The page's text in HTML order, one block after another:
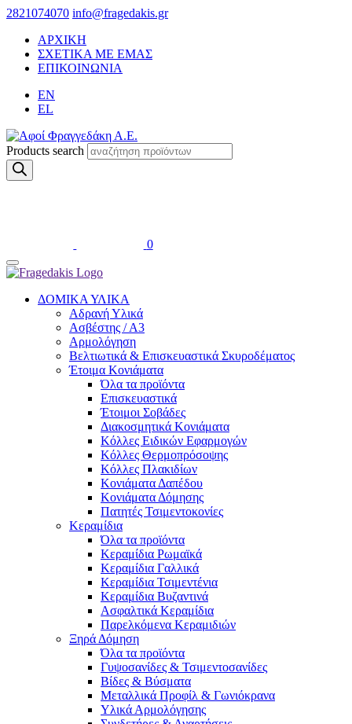
2821074070 info@fragedakis.gr
ΑΡΧΙΚΗ
ΣΧΕΤΙΚΑ ΜΕ ΕΜΑΣ
ΕΠΙΚΟΙΝΩΝΙΑ
EN
EL
Products search
0
ΔΟΜΙΚΑ ΥΛΙΚΑ
Αδρανή Υλικά
Ασβέστης / Α3
Αρμολόγηση
Βελτιωτικά & Επισκευαστικά Σκυροδέματος
Έτοιμα Κονιάματα
Όλα τα προϊόντα
Επισκευαστικά
Έτοιμοι Σοβάδες
Διακοσμητικά Κονιάματα
Κόλλες Ειδικών Εφαρμογών
Κόλλες Θερμοπρόσοψης
Κόλλες Πλακιδίων
Κονιάματα Δαπέδου
Κονιάματα Δόμησης
Πατητές Τσιμεντοκονίες
Κεραμίδια
Όλα τα προϊόντα
Κεραμίδια Ρωμαϊκά
Κεραμίδια Γαλλικά
Κεραμίδια Τσιμεντένια
Κεραμίδια Βυζαντινά
Ασφαλτικά Κεραμίδια
Παρελκόμενα Κεραμιδιών
Ξηρά Δόμηση
Όλα τα προϊόντα
Γυψοσανίδες & Τσιμεντοσανίδες
Βίδες & Βύσματα
Μεταλλικά Προφίλ & Γωνιόκρανα
Υλικά Αρμολόγησης